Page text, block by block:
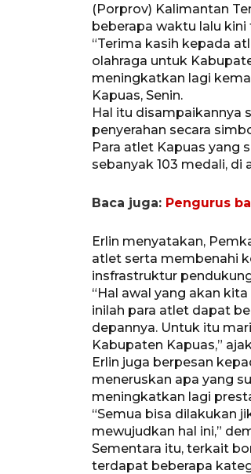
(Porprov) Kalimantan
beberapa waktu lalu
“Terima kasih kepada
olahraga untuk
meningkatkan lagi
Kapuas, Senin.
Hal itu disampaikannya
penyerahan secara
Para atlet Kapuas yang
sebanyak 103 medali, di
Baca juga: Pengurus
Erlin menyatakan,
atlet serta membenahi
insfrastruktur
“Hal awal yang akan
inilah para atlet dapat
depannya. Untuk itu
Kabupaten Kapuas,”
Erlin juga berpesan
meneruskan apa yang
meningkatkan lagi
“Semua bisa dilakukan
mewujudkan hal ini,”
Sementara itu, terkait
terdapat beberapa